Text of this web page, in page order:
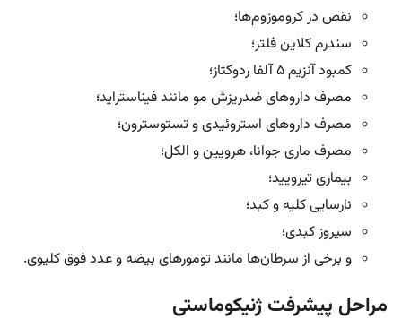
نقص در کروموزوم‌ها؛
سندرم کلاین فلتر؛
کمبود آنزیم 5 آلفا ردوکتاز؛
مصرف داروهای ضدریزش مو مانند فیناستراید؛
مصرف داروهای استروئیدی و تستوسترون؛
مصرف ماری جوانا، هرویین و الکل؛
بیماری تیرویید؛
نارسایی کلیه و کبد؛
سیروز کبدی؛
و برخی از سرطان‌ها مانند تومورهای بیضه و غدد فوق کلیوی.
مراحل پیشرفت ژنیکوماستی